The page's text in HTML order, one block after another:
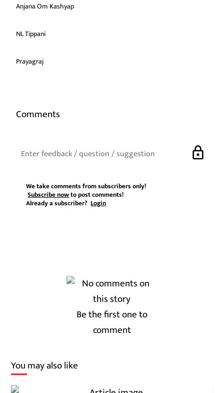
Anjana Om Kashyap
NL Tippani
Prayagraj
Comments
lock
We take comments from subscribers only!
Subscribe nowto post comments!
Already a subscriber?Login
Be the first one to
comment
You may also like